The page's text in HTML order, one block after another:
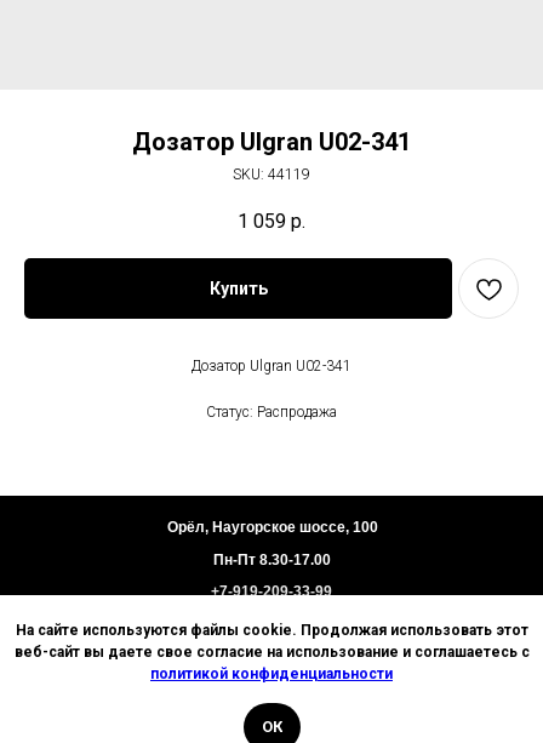
Дозатор Ulgran U02-341
SKU: 44119
1 059 р.
Купить
Дозатор Ulgran U02-341
Статус: Распродажа
На сайте используются файлы cookie. Продолжая использовать этот
веб-сайт вы даете свое согласие на использование и соглашаетесь с
политикой конфиденциальности
ОК
Политика конфиденциальности
Пользовательское соглашение
Орёл, Наугорское шоссе, 100
Пн-Пт 8.30-17.00
+7-919-209-33-99